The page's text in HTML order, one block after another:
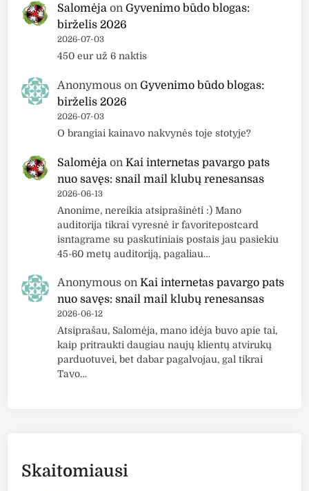
Salomėja onGyvenimo būdo blogas:
birželis 2026
2026-07-03
450 eur už 6 naktis
Anonymous onGyvenimo būdo blogas:
birželis 2026
2026-07-03
O brangiai kainavo nakvynės toje stotyje?
Salomėja onKai internetas pavargo pats
nuo savęs: snail mail klubų renesansas
2026-06-13
Anonime, nereikia atsiprašinėti :) Mano
auditorija tikrai vyresnė ir favoritepostcard
isntagrame su paskutiniais postais jau pasiekiu
45-60 metų auditoriją, pagaliau…
Anonymous onKai internetas pavargo pats
nuo savęs: snail mail klubų renesansas
2026-06-12
Atsiprašau, Salomėja, mano idėja buvo apie tai,
kaip pritraukti daugiau naujų klientų atvirukų
parduotuvei, bet dabar pagalvojau, gal tikrai
Tavo…
Skaitomiausi